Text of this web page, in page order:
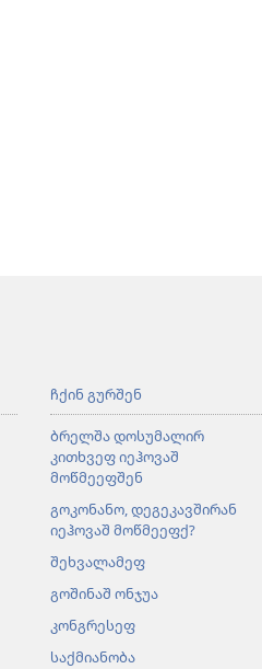
ჩქინ გურშენ
ბრელშა დოსუმალირ
კითხვეფ იეჰოვაშ
მოწმეეფშენ
გოკონანო, დეგეკავშირან
იეჰოვაშ მოწმეეფქ?
შეხვალამეფ
გოშინაშ ონჯუა
კონგრესეფ
საქმიანობა